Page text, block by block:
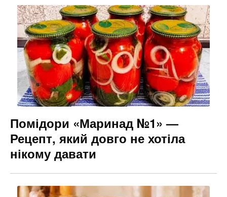
Помідори «Маринад №1» —
Рецепт, який довго не хотіла
нікому давати